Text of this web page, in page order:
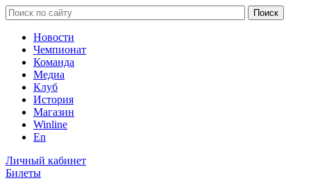
Новости
Чемпионат
Команда
Медиа
Клуб
История
Магазин
Winline
En
Личный кабинет
Билеты